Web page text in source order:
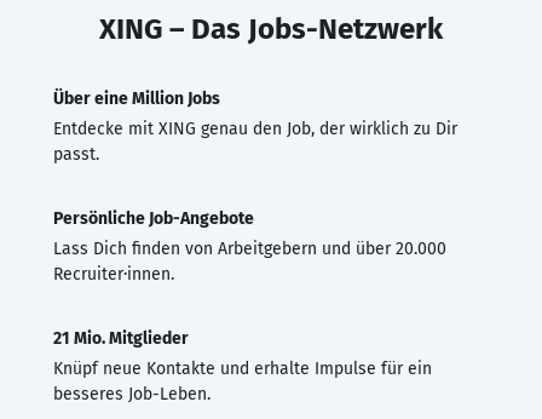
XING – Das Jobs-Netzwerk
Über eine Million Jobs
Entdecke mit XING genau den Job, der wirklich zu Dir
passt.
Persönliche Job-Angebote
Lass Dich finden von Arbeitgebern und über 20.000
Recruiter·innen.
21 Mio. Mitglieder
Knüpf neue Kontakte und erhalte Impulse für ein
besseres Job-Leben.